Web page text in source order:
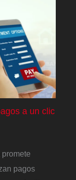
a un clic
pagos